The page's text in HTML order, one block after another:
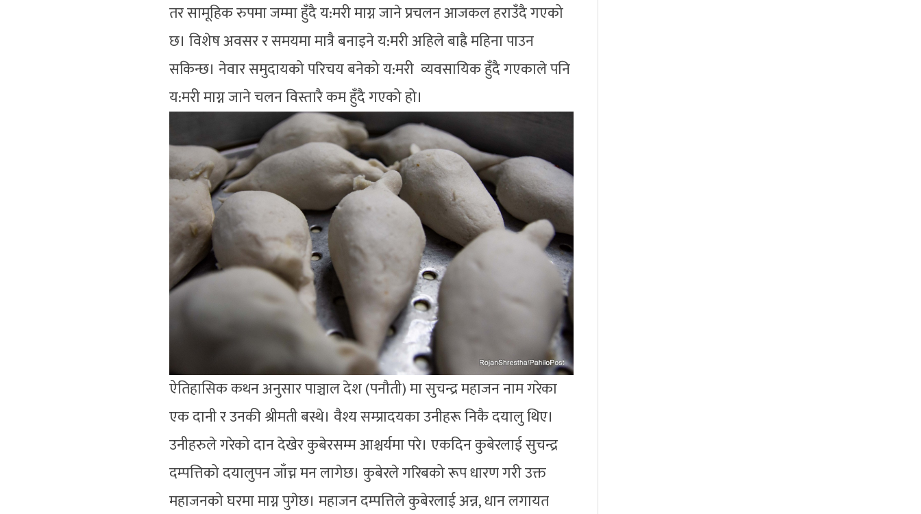
तर सामूहिक रुपमा जम्मा हुँदै य:मरी माग्न जाने प्रचलन आजकल हराउँदै गएको
छ। विशेष अवसर र समयमा मात्रै बनाइने य:मरी अहिले बाह्रै महिना पाउन
सकिन्छ। नेवार समुदायको परिचय बनेको य:मरी व्यवसायिक हुँदै गएकाले पनि
य:मरी माग्न जाने चलन विस्तारै कम हुँदै गएको हो।
ऐतिहासिक कथन अनुसार पाञ्चाल देश (पनौती) मा सुचन्द्र महाजन नाम गरेका
एक दानी र उनकी श्रीमती बस्थे। वैश्य सम्प्रादयका उनीहरू निकै दयालु थिए।
उनीहरुले गरेको दान देखेर कुबेरसम्म आश्चर्यमा परे। एकदिन कुबेरलाई सुचन्द्र
दम्पत्तिको दयालुपन जाँच्न मन लागेछ। कुबेरले गरिबको रूप धारण गरी उक्त
महाजनको घरमा माग्न पुगेछ। महाजन दम्पत्तिले कुबेरलाई अन्न, धान लगायत